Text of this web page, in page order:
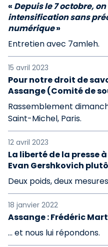
« Depuis le 7 octobre,
intensification sans
numérique»
Entretien avec 7amleh.
15 avril 2023
Pour notre droit de
Assange (Comité de
Rassemblement
Saint-Michel, Paris.
12 avril 2023
La liberté de la presse
Evan Gershkovich
Deux poids, deux
18 janvier 2022
Assange : Frédéric
... et nous lui répondons.